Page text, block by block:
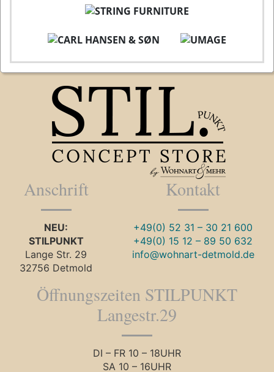
Anschrift
NEU:
STILPUNKT
Lange Str. 29
32756 Detmold
Kontakt
+49(0) 52 31 – 30 21 600
+49(0) 15 12 – 89 50 632
info@wohnart-detmold.de
Öffnungszeiten STILPUNKT
Langestr.29
DI – FR 10 – 18UHR
SA 10 – 16UHR